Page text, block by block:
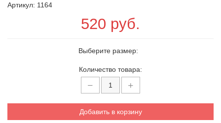
Артикул: 1164
520 руб.
Выберите размер:
Количество товара:
Добавить в корзину